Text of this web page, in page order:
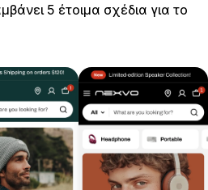
5 έτοιμα σχέδια για το